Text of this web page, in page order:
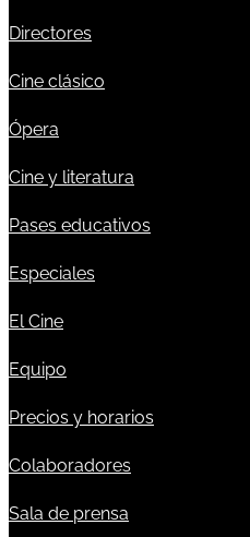
Directores
Cine clásico
Ópera
Cine y literatura
Pases educativos
Especiales
El Cine
Equipo
Precios y horarios
Colaboradores
Sala de prensa